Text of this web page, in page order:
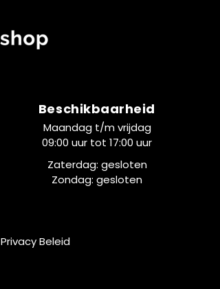
Beschikbaarheid
Maandag t/m vrijdag
09:00 uur tot 17:00 uur
Zaterdag: gesloten
Zondag: gesloten
Privacy Beleid